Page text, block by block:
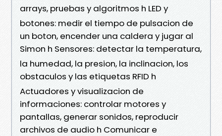
arrays, pruebas y algoritmos h LED y
botones: medir el tiempo de pulsacion de
un boton, encender una caldera y jugar al
Simon h Sensores: detectar la temperatura,
la humedad, la presion, la inclinacion, los
obstaculos y las etiquetas RFID h
Actuadores y visualizacion de
informaciones: controlar motores y
pantallas, generar sonidos, reproducir
archivos de audio h Comunicar e